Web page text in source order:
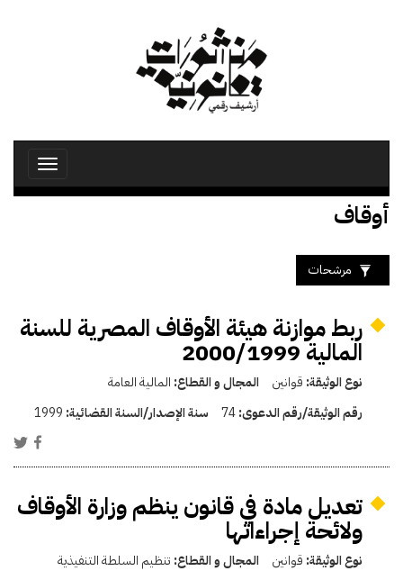
Toggle
أوقاف
مرشحات
ربط موازنة هيئة الأوقاف المصرية للسنة
المالية 2000/1999
نوع الوثيقة: قوانين المجال و القطاع: المالية العامة
رقم الوثيقة/رقم الدعوى:74 سنة الإصدار/السنة القضائية: 1999
تعديل مادة في قانون ينظم وزارة الأوقاف
ولائحة إجراءاتها
نوع الوثيقة: قوانين المجال و القطاع: تنظيم السلطة التنفيذية